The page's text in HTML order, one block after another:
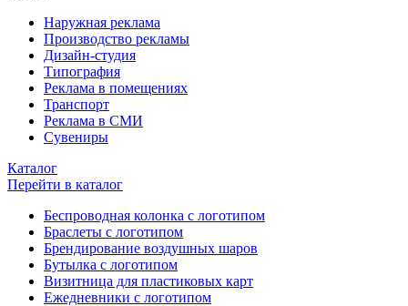
Наружная реклама
Производство рекламы
Дизайн-студия
Типография
Реклама в помещениях
Транспорт
Реклама в СМИ
Сувениры
Каталог
Перейти в каталог
Беспроводная колонка с логотипом
Браслеты с логотипом
Брендирование воздушных шаров
Бутылка с логотипом
Визитница для пластиковых карт
Ежедневники с логотипом